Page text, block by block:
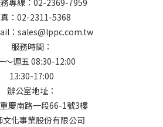
專線：02-2369-7959
：02-2311-5368
：sales@lppc.com.tw
服務時間：
～週五 08:30-12:00
13:30-17:00
辦公室地址：
慶南路一段66-1號3樓
文化事業股份有限公司